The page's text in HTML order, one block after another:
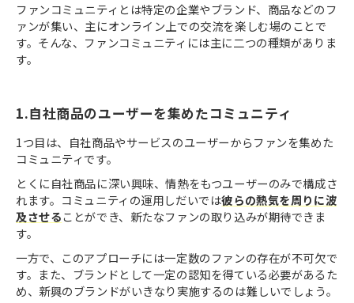
ファンコミュニティとは特定の企業やブランド、商品などのフ
ァンが集い、主にオンライン上での交流を楽しむ場のことで
す。そんな、ファンコミュニティには主に二つの種類がありま
す。
1.自社商品のユーザーを集めたコミュニティ
1つ目は、自社商品やサービスのユーザーからファンを集めた
コミュニティです。
とくに自社商品に深い興味、情熱をもつユーザーのみで構成さ
れます。コミュニティの運用しだいでは彼らの熱気を周りに波
及させることができ、新たなファンの取り込みが期待できま
す。
一方で、このアプローチには一定数のファンの存在が不可欠で
す。また、ブランドとして一定の認知を得ている必要があるた
め、新興のブランドがいきなり実施するのは難しいでしょう。